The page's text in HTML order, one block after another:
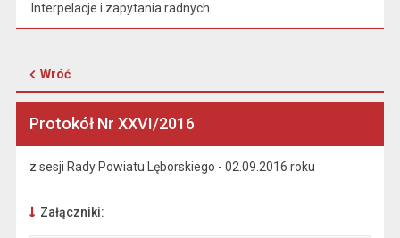
Interpelacje i zapytania radnych
Wróć
Protokół Nr XXVI/2016
z sesji Rady Powiatu Lęborskiego - 02.09.2016 roku
Załączniki: